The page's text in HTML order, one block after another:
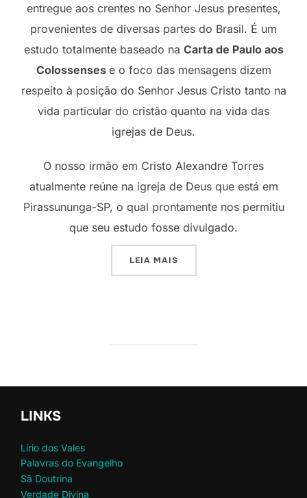
entregue aos crentes no Senhor Jesus presentes,
provenientes de diversas partes do Brasil. É um
estudo totalmente baseado na Carta de Paulo aos
Colossenses e o foco das mensagens dizem
respeito à posição do Senhor Jesus Cristo tanto na
vida particular do cristão quanto na vida das
igrejas de Deus.
O nosso irmão em Cristo Alexandre Torres
atualmente reúne na igreja de Deus que está em
Pirassununga-SP, o qual prontamente nos permitiu
que seu estudo fosse divulgado.
LEIA MAIS“A POSIÇÃO DE CRISTO
LINKS
Lírio dos Vales
Palavras do Evangelho
Sã Doutrina
Verdade Divina